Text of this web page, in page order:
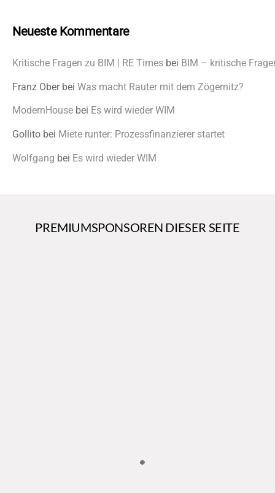
Neueste Kommentare
Kritische Fragen zu BIM | RE Times bei BIM – kritische
Franz Oberbei Was macht Rauter mit dem Zögernitz?
ModernHouse bei Es wird wieder WIM
Gollito bei Miete runter: Prozessfinanzierer startet
Wolfgang bei Es wird wieder WIM
PREMIUMSPONSOREN DIESER SEITE